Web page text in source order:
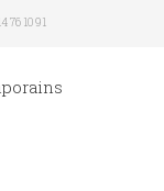
76 10 91